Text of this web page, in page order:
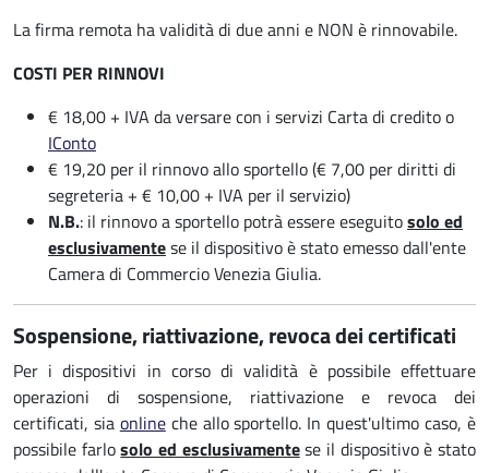
La firma remota ha validità di due anni e NON è rinnovabile.
COSTI PER RINNOVI
€ 18,00 + IVA da versare con i servizi Carta di credito o
IConto
€ 19,20 per il rinnovo allo sportello (€ 7,00 per diritti di
segreteria + € 10,00 + IVA per il servizio)
N.B.: il rinnovo a sportello potrà essere eseguitosolo ed
esclusivamentese il dispositivo è stato emesso dall'ente
Camera di Commercio Venezia Giulia.
Sospensione, riattivazione, revoca dei certificati
Per i dispositivi in corso di validità è possibile effettuare
operazioni di sospensione, riattivazione e revoca dei
certificati, sia onlineche allo sportello. In quest'ultimo caso, è
possibile farlosolo ed esclusivamentese il dispositivo è stato